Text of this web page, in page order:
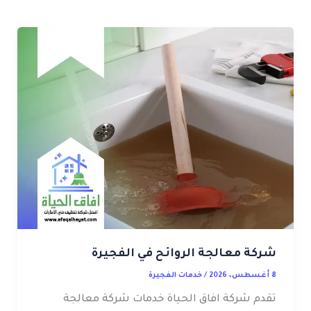
شركة معالجة الروائح في الفجيرة
8 أغسطس، 2026 /خدمات الفجيرة
تقدم شركة افاق الحياة خدمات شركة معالجة